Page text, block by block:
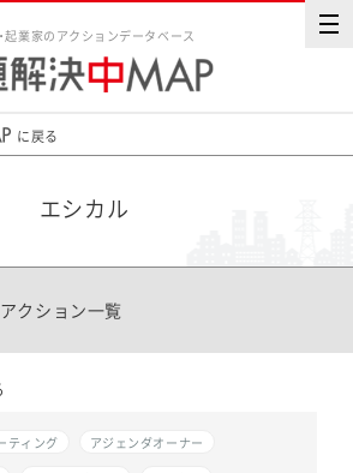
起業家のアクションデータベース
に戻る
エシカル
クション一覧
ティング
アジェンダオーナー